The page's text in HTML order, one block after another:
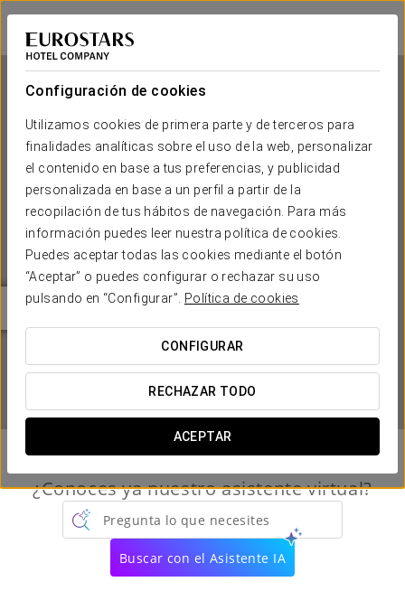
Configuración de cookies
Utilizamos cookies de primera parte y de terceros para
finalidades analíticas sobre el uso de la web, personalizar
el contenido en base a tus preferencias, y publicidad
personalizada en base a un perfil a partir de la
recopilación de tus hábitos de navegación. Para más
información puedes leer nuestra política de cookies.
Puedes aceptar todas las cookies mediante el botón
“Aceptar” o puedes configurar o rechazar su uso
pulsando en “Configurar”.
Política de cookies
CONFIGURAR
RECHAZAR TODO
ACEPTAR
Eurostars Wall Street
NUEVA YORK
Eurostars Wall Street
NUEVA YORK
¿CUÁNDO QUIERES IR?
¿Conoces ya nuestro asistente virtual?
Pregunta lo que necesites
Buscar con el Asistente IA